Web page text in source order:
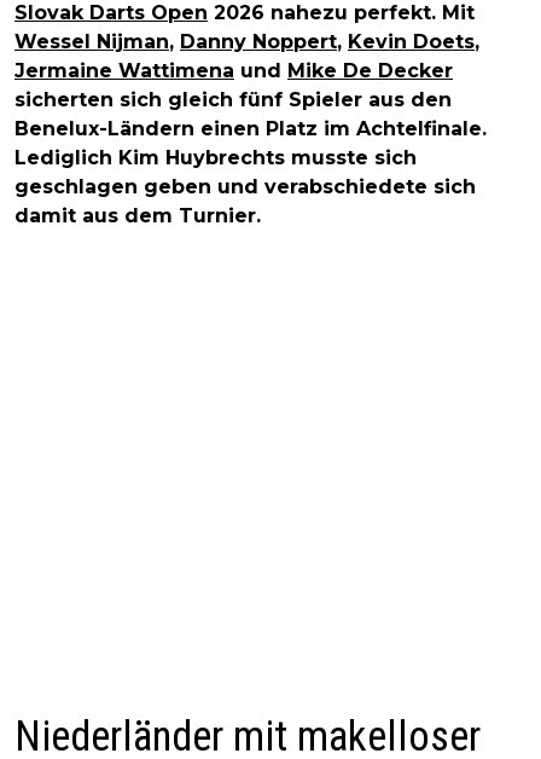
Slovak Darts Open 2026 nahezu perfekt. Mit
Wessel Nijman, Danny Noppert, Kevin Doets,
Jermaine Wattimena und
Mike De Decker
sicherten sich gleich fünf Spieler aus den
Benelux-Ländern einen Platz im Achtelfinale.
Lediglich Kim Huybrechts musste sich
geschlagen geben und verabschiedete sich
damit aus dem Turnier.
Niederländer mit makelloser